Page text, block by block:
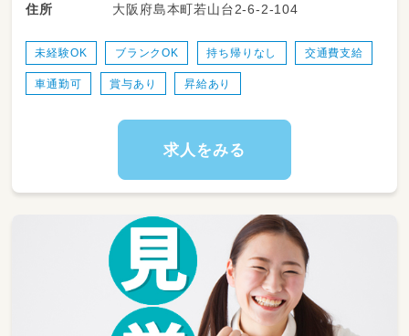
・保護者対応
住所
大阪府島本町若山台2-6-2-104
未経験OK ブランクOK 持ち帰りなし 交通費支給
車通勤可 賞与あり 昇給あり
求人をみる